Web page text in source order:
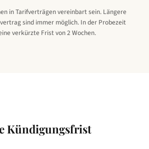
in Tarifverträgen vereinbart sein. Längere
sind immer möglich. In der Probezeit
verkürzte Frist von 2 Wochen.
Kündigungsfrist